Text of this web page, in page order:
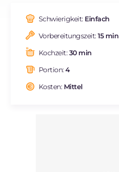
FR
BR
NL
Schwierigkeit: Einfach
Vorbereitungszeit:15 min
Kochzeit:30 min
Portion:4
Kosten: Mittel